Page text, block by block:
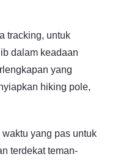
tracking, untuk
dalam keadaan
yang
hiking pole,
yang pas untuk
terdekat teman-